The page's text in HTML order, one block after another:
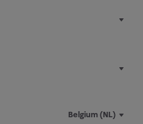
Belgium (NL)